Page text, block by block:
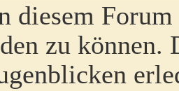
diesem
zu